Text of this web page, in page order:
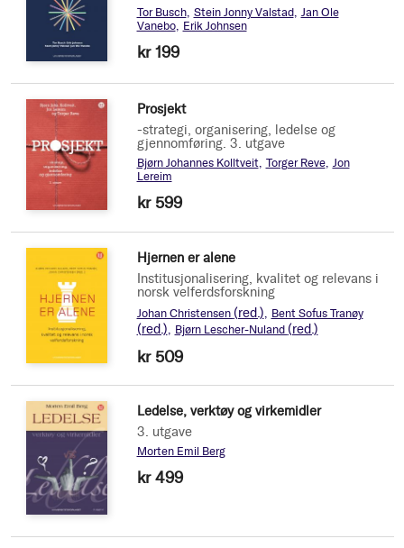
Tor Busch Stein Jonny Valstad Jan Ole
Vanebo
Erik Johnsen
kr 199
Prosjekt
-strategi, organisering, ledelse og
gjennomføring. 3. utgave
Bjørn Johannes Kolltveit Torger Reve
Jon
Lereim
kr 599
Hjernen er alene
Institusjonalisering, kvalitet og relevans i
norsk velferdsforskning
Johan Christensen (red.) Bent Sofus Tranøy
(red.) Bjørn Lescher-Nuland (red.)
kr 509
Ledelse, verktøy og virkemidler
3. utgave
Morten Emil Berg
kr 499